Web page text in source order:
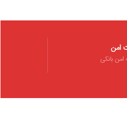
امن
بانکی